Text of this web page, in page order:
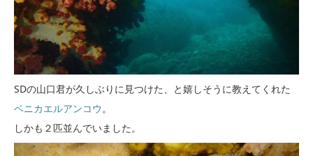
SDの山口君が久しぶりに見つけた、と嬉しそうに教えてくれた
ベニカエルアンコウ。
しかも２匹並んでいました。